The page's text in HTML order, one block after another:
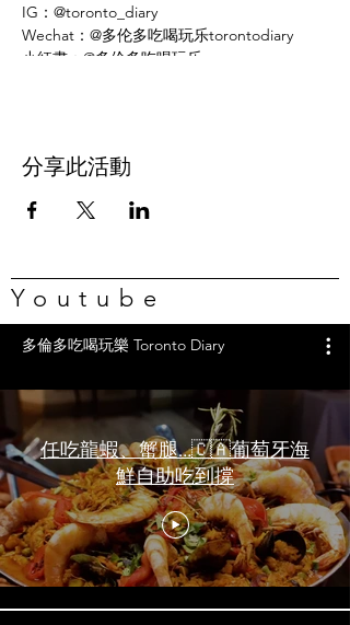
IG：@toronto_diary
Wechat：@多伦多吃喝玩乐torontodiary
小紅書：@多伦多吃喝玩乐
分享此活動
Youtube
多倫多吃喝玩樂 Toronto Diary
任吃龍蝦、蟹腿…🇨🇦葡萄牙海
鮮自助吃到撐